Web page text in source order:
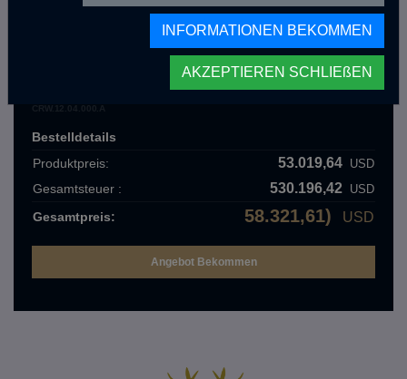
Erhalten Sie ein Angebot mit Standardfunktionen
Crawler BELEN Extra Long
Bestelldetails
Produktpreis:
53.019,64 USD
Gesamtsteuer : 530.196,42 USD
Gesamtpreis: 58.321,61) USD
INFORMATIONEN BEKOMMEN
AKZEPTIEREN SCHLIEßEN